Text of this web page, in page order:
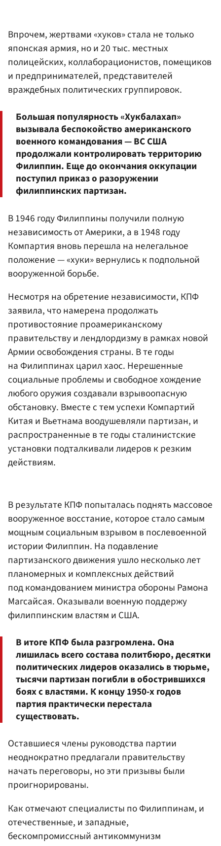
Впрочем, жертвами «хуков» стала не только
японская армия, но и 20 тыс. местных
полицейских, коллаборационистов, помещиков
и предпринимателей, представителей
враждебных политических группировок.
Большая популярность «Хукбалахап»
вызывала беспокойство американского
военного командования — ВС США
продолжали контролировать территорию
Филиппин. Еще до окончания оккупации
поступил приказ о разоружении
филиппинских партизан.
В 1946 году Филиппины получили полную
независимость от Америки, а в 1948 году
Компартия вновь перешла на нелегальное
положение — «хуки» вернулись к подпольной
вооруженной борьбе.
Несмотря на обретение независимости, КПФ
заявила, что намерена продолжать
противостояние проамериканскому
правительству и лендлордизму в рамках новой
Армии освобождения страны. В те годы
на Филиппинах царил хаос. Нерешенные
социальные проблемы и свободное хождение
любого оружия создавали взрывоопасную
обстановку. Вместе с тем успехи Компартий
Китая и Вьетнама воодушевляли партизан, и
распространенные в те годы сталинистские
установки подталкивали лидеров к резким
действиям.
В результате КПФ попыталась поднять массовое
вооруженное восстание, которое стало самым
мощным социальным взрывом в послевоенной
истории Филиппин. На подавление
партизанского движения ушло несколько лет
планомерных и комплексных действий
под командованием министра обороны Рамона
Магсайсая. Оказывали военную поддержу
филиппинским властям и США.
В итоге КПФ была разгромлена. Она
лишилась всего состава политбюро, десятки
политических лидеров оказались в тюрьме,
тысячи партизан погибли в обострившихся
боях с властями. К концу 1950-х годов
партия практически перестала
существовать.
Оставшиеся члены руководства партии
неоднократно предлагали правительству
начать переговоры, но эти призывы были
проигнорированы.
Как отмечают специалисты по Филиппинам, и
отечественные, и западные,
бескомпромиссный антикоммунизм